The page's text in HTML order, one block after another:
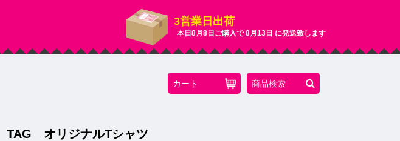
3営業日出荷
本日 8月8日 ご購入で8月13日 に発送致します
カート 商品検索
TAG オリジナルTシャツ